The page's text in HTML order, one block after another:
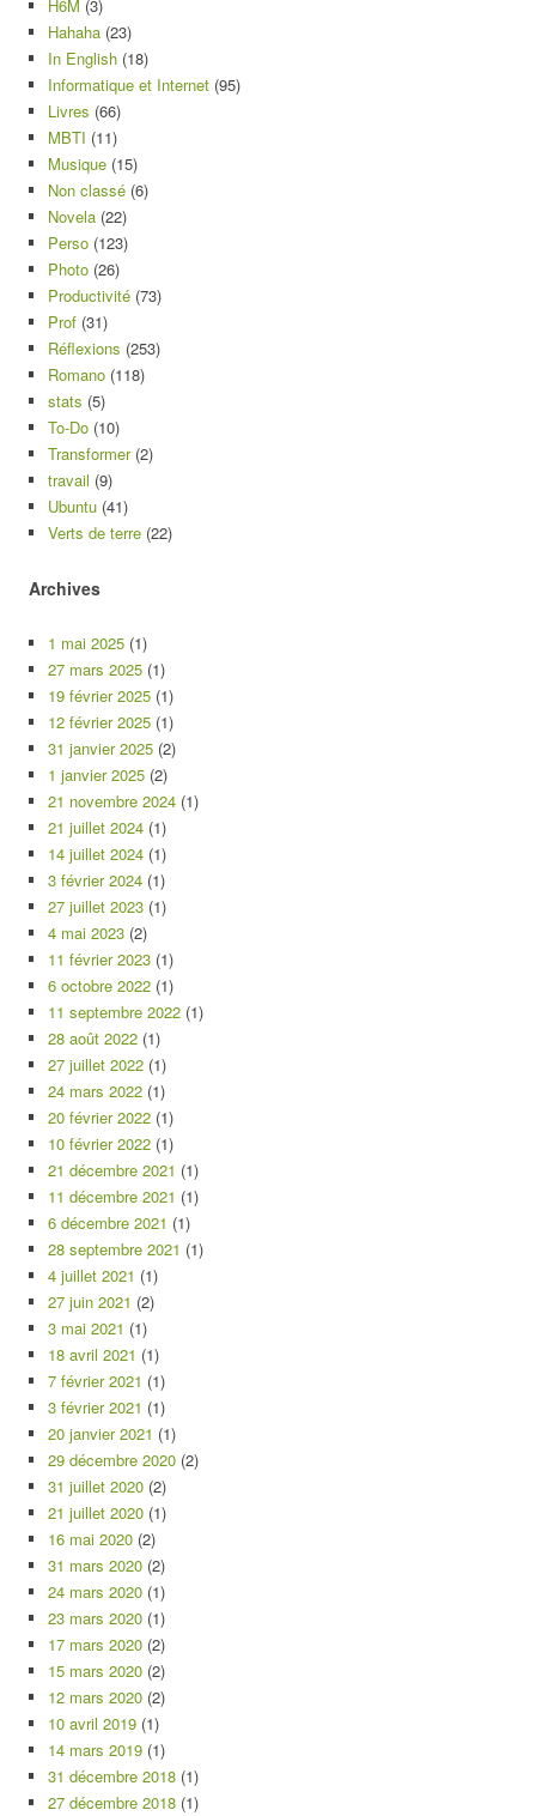
H6M (3)
Hahaha (23)
In English (18)
Informatique et Internet (95)
Livres (66)
MBTI (11)
Musique (15)
Non classé (6)
Novela (22)
Perso (123)
Photo (26)
Productivité (73)
Prof (31)
Réflexions (253)
Romano (118)
stats (5)
To-Do (10)
Transformer(2)
travail (9)
Ubuntu (41)
Verts de terre (22)
Archives
1 mai 2025 (1)
27 mars 2025 (1)
19 février 2025 (1)
12 février 2025 (1)
31 janvier 2025 (2)
1 janvier 2025 (2)
21 novembre 2024 (1)
21 juillet 2024 (1)
14 juillet 2024 (1)
3 février 2024 (1)
27 juillet 2023 (1)
4 mai 2023 (2)
11 février 2023 (1)
6 octobre 2022 (1)
11 septembre 2022 (1)
28 août 2022 (1)
27 juillet 2022 (1)
24 mars 2022 (1)
20 février 2022 (1)
10 février 2022 (1)
21 décembre 2021 (1)
11 décembre 2021 (1)
6 décembre 2021 (1)
28 septembre 2021 (1)
4 juillet 2021 (1)
27 juin 2021 (2)
3 mai 2021 (1)
18 avril 2021 (1)
7 février 2021 (1)
3 février 2021 (1)
20 janvier 2021 (1)
29 décembre 2020 (2)
31 juillet 2020 (2)
21 juillet 2020 (1)
16 mai 2020 (2)
31 mars 2020 (2)
24 mars 2020 (1)
23 mars 2020 (1)
17 mars 2020 (2)
15 mars 2020 (2)
12 mars 2020 (2)
10 avril 2019 (1)
14 mars 2019 (1)
31 décembre 2018 (1)
27 décembre 2018 (1)